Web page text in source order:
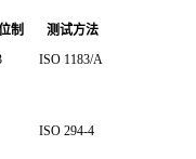
制
测试方法
ISO 1183/A
ISO 294-4